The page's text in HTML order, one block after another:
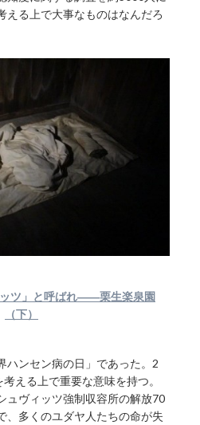
える上で大事なものはなんだろ
ッツ」と呼ばれ――栗生楽泉園
（下）
ハンセン病の日」であった。2
える上で重要な意味を持つ。
ュヴィッツ強制収容所の解放70
、多くのユダヤ人たちの命が失